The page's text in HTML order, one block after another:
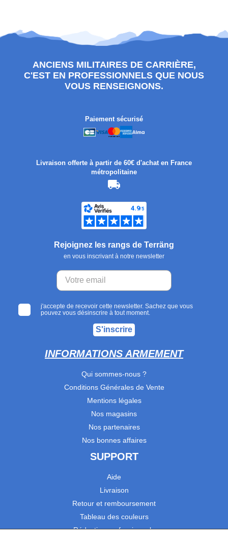
ANCIENS MILITAIRES DE CARRIÈRE,
C'EST EN PROFESSIONNELS QUE NOUS
VOUS RENSEIGNONS.
Paiement sécurisé
Livraison offerte à partir de 60€ d'achat en France
métropolitaine
Rejoignez les rangs de Terräng
en vous inscrivant à notre newsletter
j'accepte de recevoir cette newsletter. Sachez que vous
pouvez vous désinscrire à tout moment.
S'inscrire
INFORMATIONS ARMEMENT
Qui sommes-nous ?
Conditions Générales de Vente
Mentions légales
Nos magasins
Nos partenaires
Nos bonnes affaires
SUPPORT
Aide
Livraison
Retour et remboursement
Tableau des couleurs
Réduction professionnels